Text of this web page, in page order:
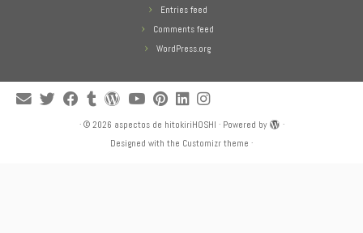
Entries feed
Comments feed
WordPress.org
· © 2026 aspectos de hitokiriHOSHI · Powered by
·
Designed with the Customizr theme ·